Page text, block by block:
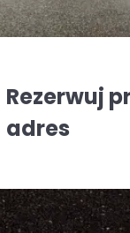
Rezerwuj
adres